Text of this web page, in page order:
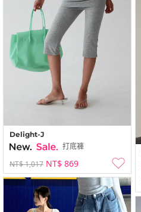
Delight-J
打底褲
NT$ 1,017 NT$ 869